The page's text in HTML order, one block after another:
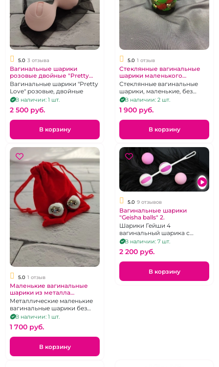
5.0 3 отзыва
Вагинальные шарики
розовые двойные "Pretty
Love"
Вагинальные шарики "Pretty
Love" розовые, двойные
В наличии: 1 шт.
2 500 pуб.
В корзину
5.0 1 отзыв
Стеклянные вагинальные
шарики маленького
размера "Матрешка"
Стеклянные вагинальные
шарики, маленькие, без
сцепки, футляр в виде
В наличии: 2 шт.
1 900 pуб.
В корзину
5.0 1 отзыв
Маленькие вагинальные
шарики из металла
"Матрешка"
Металлические маленькие
вагинальные шарики без
сцепки, футляр в виде
матрешки.
В наличии: 1 шт.
1 700 pуб.
В корзину
5.0 9 отзывов
Вагинальные шарики
"Geisha balls" 2.
Шарики Гейши 4
вагинальный шарика с
силиконовой сцепкой.
В наличии: 7 шт.
2 200 pуб.
В корзину